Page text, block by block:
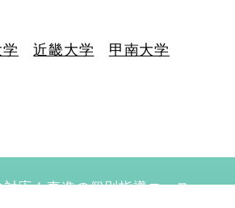
近畿大学
甲南大学
応！東進の個別指導コース